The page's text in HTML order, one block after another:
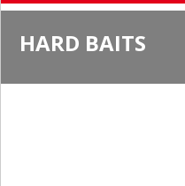
HARD BAITS